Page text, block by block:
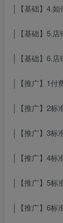
│【基础】4.
│【基础】5.
│【基础】6.
│【推广】1付
│【推广】2
│【推广】3
│【推广】4
│【推广】5
│【推广】6